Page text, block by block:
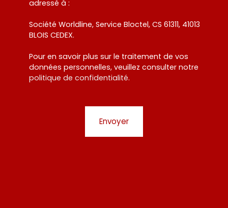
adressé à :
Société Worldline, Service Bloctel, CS 61311, 41013
BLOIS CEDEX.
Pour en savoir plus sur le traitement de vos
données personnelles, veuillez consulter notre
politique de confidentialité.
Envoyer